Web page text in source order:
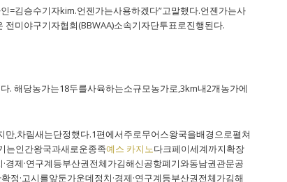
=김승수기자kim.언젠가는사용하겠다”고말했다.언젠가는사
미야구기자협회(BBWAA)소속기자단투표로진행된다.
. 해당농가는18두를사육하는소규모농가로,3km내2개농가에
,차림새는단정했다.1편에서주로무어스왕국을배경으로펼쳐
는인간왕국과새로운종족예스 카지노다크페이세계까지확장
제·연구계등부산권전체가김해신공항폐기와동남권관문공
·고시를앞둔가운데정치·경제·연구계등부산권전체가김해